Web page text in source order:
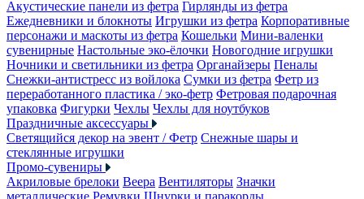
Акустические панели из фетра Гирлянды из фетра
Ежедневники и блокноты Игрушки из фетра Корпоративные
персонажи и маскоты из фетра Кошельки Мини-валенки
сувенирные Настольные эко-ёлочки Новогодние игрушки
Ночники и светильники из фетра Органайзеры Пеналы
Снежки-антистресс из войлока Сумки из фетра Фетр из
переработанного пластика / эко-фетр Фетровая подарочная
упаковка Фигурки Чехлы Чехлы для ноутбуков
Праздничные аксессуары
Светящийся декор на эвент / Фетр Снежные шары и
стеклянные игрушки
Промо-сувениры
Акриловые брелоки Веера Вентиляторы Значки
металлические Ремувки Шнурки и паракорды